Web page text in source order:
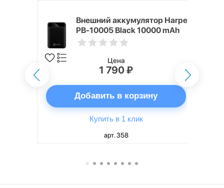
Внешний аккумулятор Harper
PB-10005 Black 10000 mAh
Цена
1 790 ₽
Добавить в корзину
Купить в 1 клик
арт. 358